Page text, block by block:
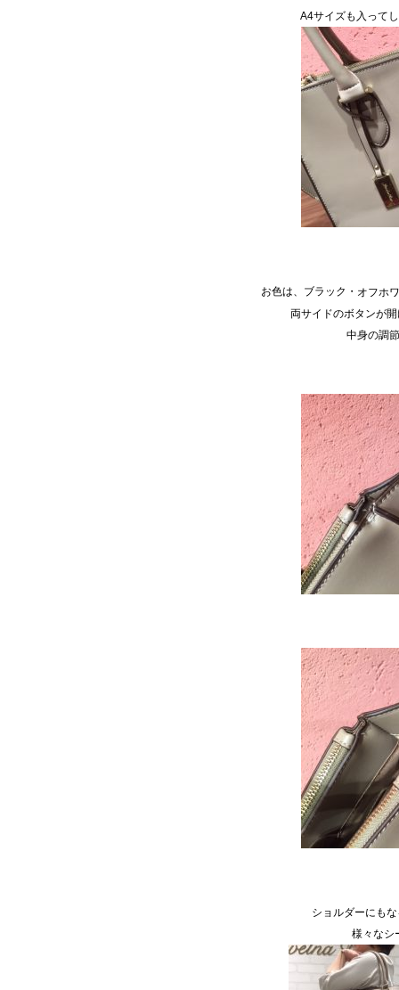
A4サイズも入って
お色は、ブラック・ オフホ
両サイドのボタンが
中身の調
ショルダーにも
様々なシ